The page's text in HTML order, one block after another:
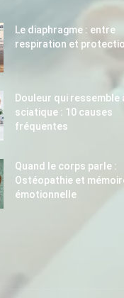
Le diaphragme : entre
respiration et
Douleur qui ressemble
sciatique : 10 causes
fréquentes
Quand le corps parle :
Ostéopathie et
émotionnelle